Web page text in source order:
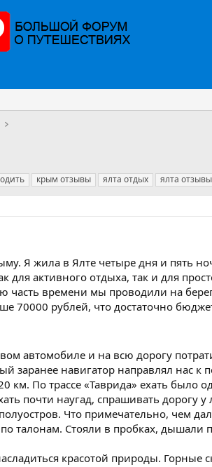
крым отзывы ялта отдых ялта отзывы
Я жила в Ялте четыре дня и пять
для активного отдыха, так и для
часть времени мы проводили на
70000 рублей, что достаточно
автомобиле и на всю дорогу
навигатор направлял нас к
По трассе «Таврида» ехать было
почти наугад, спрашивать дорогу
Что примечательно, чем
талонам. Стояли в пробках, дышали
красотой природы. Горные